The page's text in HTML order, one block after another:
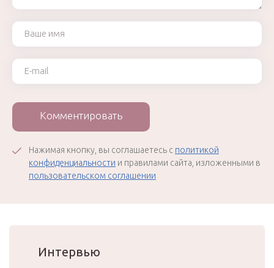
Ваше имя
Ваш e-mail
Комментировать
Нажимая кнопку, вы соглашаетесь с политикой
конфиденциальности и правилами сайта, изложенными в
пользовательском соглашении
Интервью